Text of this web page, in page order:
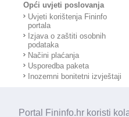
Portal Fininfo.hr koristi
Opći uvjeti poslovanja
Uvjeti korištenja Fininfo
portala
Izjava o zaštiti osobnih
podataka
Načini plaćanja
Usporedba paketa
Inozemni bonitetni izvještaji